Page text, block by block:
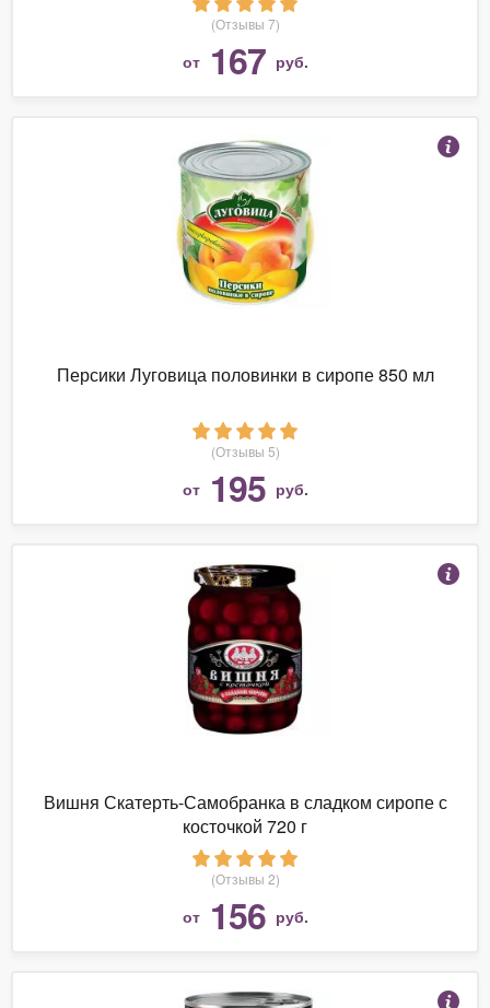
(Отзывы 7)
от 167 руб.
Персики Луговица половинки в сиропе 850 мл
(Отзывы 5)
от 195 руб.
Вишня Скатерть-Самобранка в сладком сиропе с
косточкой 720 г
(Отзывы 2)
от 156 руб.